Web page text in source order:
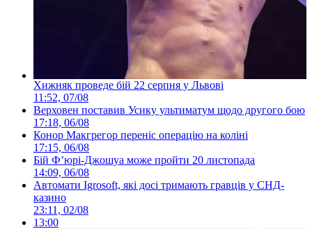
Хижняк проведе бій 22 серпня у Львові
11:52, 07/08
Верховен поставив Усику ультиматум щодо другого бою
17:18, 06/08
Конор Макгрегор переніс операцію на коліні
17:15, 06/08
Бій Ф’юрі-Джошуа може пройти 20 листопада
14:09, 06/08
Автомати Igrosoft, які досі тримають гравців у СНД-
казино
23:11, 02/08
13:00